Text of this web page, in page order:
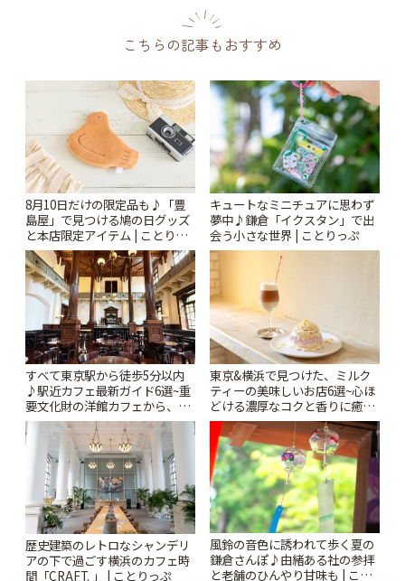
こちらの記事もおすすめ
8月10日だけの限定品も♪「豊
島屋」で見つける鳩の日グッズ
と本店限定アイテム | ことりっ
ぷ
キュートなミニチュアに思わず
夢中♪鎌倉「イクスタン」で出
会う小さな世界 | ことりっぷ
すべて東京駅から徒歩5分以内
♪駅近カフェ最新ガイド6選~重
要文化財の洋館カフェから、改
札すぐのレトロ喫茶まで~ | こと
りっぷ
東京&横浜で見つけた、ミルク
ティーの美味しいお店6選~心ほ
どける濃厚なコクと香りに癒や
されるティータイム~ | ことりっ
ぷ
歴史建築のレトロなシャンデリ
アの下で過ごす横浜のカフェ時
間「CRAFT. 」 | ことりっぷ
風鈴の音色に誘われて歩く夏の
鎌倉さんぽ♪由緒ある社の参拝
と老舗のひんやり甘味も | こと